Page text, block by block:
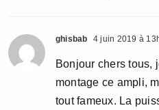
ghisbab 4 juin 2019 à
Bonjour chers tous,
montage ce ampli,
tout fameux. La